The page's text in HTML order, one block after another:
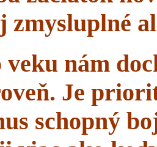
zmysluplné
nám
Je
schopný